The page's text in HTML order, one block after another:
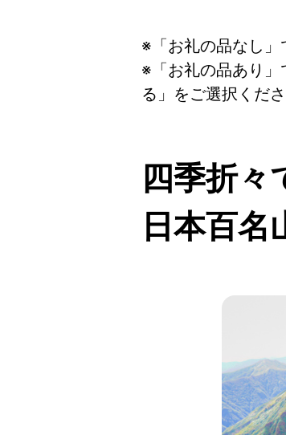
※「お礼の品なし
※「お礼の品あり
る」をご選択くださ
四季折々
日本百名